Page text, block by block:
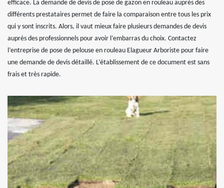
efficace. La demande de devis de pose de gazon en rouleau auprès des
différents prestataires permet de faire la comparaison entre tous les prix
qui y sont inscrits. Alors, il vaut mieux faire plusieurs demandes de devis
auprès des professionnels pour avoir l’embarras du choix. Contactez
l’entreprise de pose de pelouse en rouleau Elagueur Arboriste pour faire
une demande de devis détaillé. L’établissement de ce document est sans
frais et très rapide.